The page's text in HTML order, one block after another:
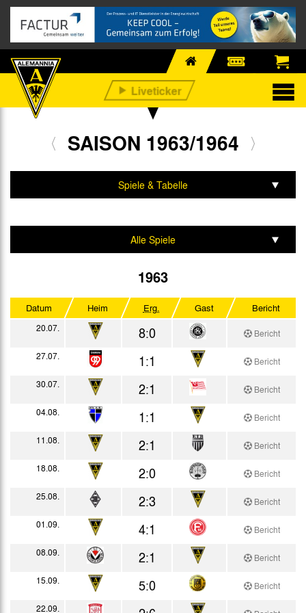
SAISON 1963/1964
Spiele & Tabelle
Alle Spiele
Westdeutscher Pokal
1963
Datum Heim Erg. Gast Bericht
20.07. 8:0
Bericht
27.07.
1:1
Bericht
30.07.
2:1
Bericht
04.08.
1:1
Bericht
11.08.
2:1
Bericht
18.08.
2:0
Bericht
25.08.
2:3
Bericht
01.09.
4:1
Bericht
08.09.
2:1
Bericht
15.09.
5:0
Bericht
22.09.